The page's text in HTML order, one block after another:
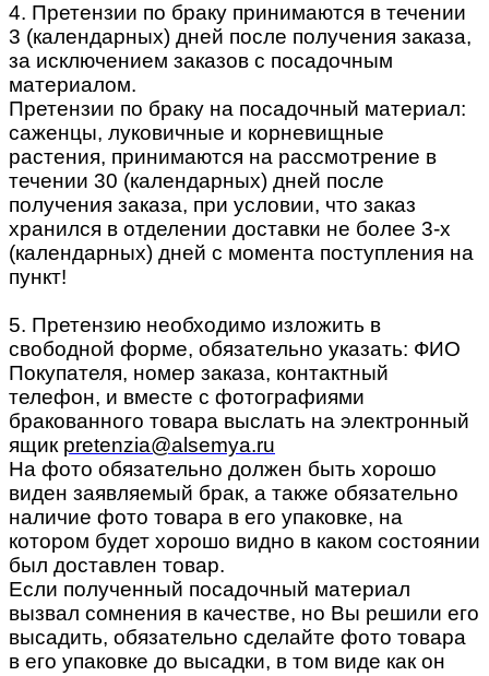
4. Претензии по браку принимаются в течении
3 (календарных) дней после получения заказа,
за исключением заказов с посадочным
материалом.
Претензии по браку на посадочный материал:
саженцы, луковичные и корневищные
растения, принимаются на рассмотрение в
течении 30 (календарных) дней после
получения заказа, при условии, что заказ
хранился в отделении доставки не более 3-х
(календарных) дней с момента поступления на
пункт!
5. Претензию необходимо изложить в
свободной форме, обязательно указать: ФИО
Покупателя, номер заказа, контактный
телефон, и вместе с фотографиями
бракованного товара выслать на электронный
ящик pretenzia@alsemya.ru
На фото обязательно должен быть хорошо
виден заявляемый брак, а также обязательно
наличие фото товара в его упаковке, на
котором будет хорошо видно в каком состоянии
был доставлен товар.
Если полученный посадочный материал
вызвал сомнения в качестве, но Вы решили его
высадить, обязательно сделайте фото товара
в его упаковке до высадки, в том виде как он